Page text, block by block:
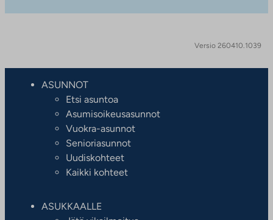
Versio 260410.1039
ASUNNOT
Etsi asuntoa
Asumisoikeusasunnot
Vuokra-asunnot
Senioriasunnot
Uudiskohteet
Kaikki kohteet
ASUKKAALLE